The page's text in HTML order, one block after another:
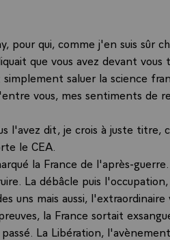
pour qui, comme j'en suis sûr
que vous avez devant vous
saluer la science
vous, mes sentiments de
l'avez dit, je crois à juste titre,
le CEA.
la France de l'après-
La débâcle puis
uns mais aussi,
la France sortait
La Libération,